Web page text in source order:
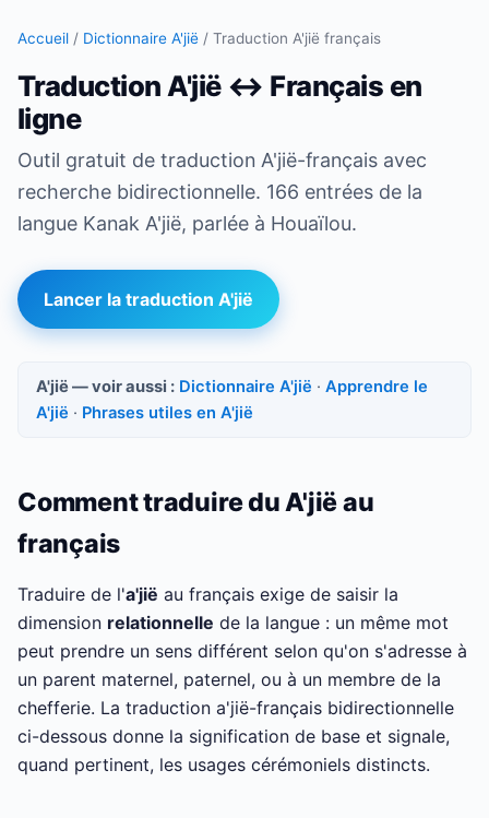
Accueil / Dictionnaire A'jië / Traduction A'jië français
Traduction A'jië ↔ Français en
ligne
Outil gratuit de traduction A'jië-français avec
recherche bidirectionnelle. 166 entrées de la
langue Kanak A'jië, parlée à Houaïlou.
Lancer la traduction A'jië
A'jië — voir aussi : Dictionnaire A'jië · Apprendre le
A'jië · Phrases utiles en A'jië
Comment traduire du A'jië au
français
Traduire de l'a'jië au français exige de saisir la
dimension relationnelle de la langue : un même mot
peut prendre un sens différent selon qu'on s'adresse à
un parent maternel, paternel, ou à un membre de la
chefferie. La traduction a'jië-français bidirectionnelle
ci-dessous donne la signification de base et signale,
quand pertinent, les usages cérémoniels distincts.